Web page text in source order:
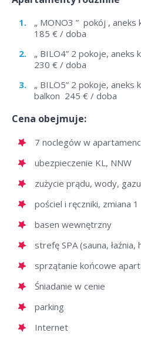
„ MONO3 ” pokój , aneks
185 € / doba
„ BILO4” 2 pokoje, aneks
230 € / doba
„ BILO5” 2 pokoje, aneks
balkon 245 € / doba
Cena obejmuje:
7 noclegów w
ubezpieczenie KL, NNW
zużycie prądu, wody,
pościel i ręczniki, zmiana
basen wewnętrzny
strefę SPA (sauna,
sprzątanie końcowe
Śniadanie w cenie
parking
Internet